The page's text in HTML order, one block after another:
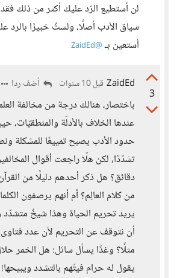
لن أستطيع الرّد عليك أكثر من ذلك
سياق الأدب أصلًا، ولستُ خبيرًا بالرد
أستعين بـ@ZaidEd
3
ZaidEd قبل 10 سنوات أضف ردا
باختصار، هنالك درجة من مخالفة
عندها الخلاف بالأدلّة والمنطقيّات،
حدود الأدب يصبح تمييعًا للمشكلة
تشدّدًا، لكن هلّا راجعت أقوال
دقائق؟ هل ذكر أحدهم دليلًا من القرآن
من كلام العالِم؟ أم أنهم يرصفون
يريد تحريم الحياة وهذا شيخٌ
أن نتوقف عن التحريم لأن عدد
مثلًا؟ وغدًا يسأل سائل: هل الخمر
يقول له حرام فيتّهم بالتشدد ويبيحها!